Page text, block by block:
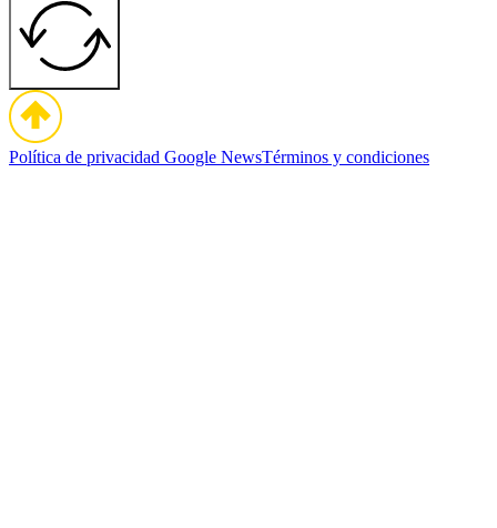
Política de privacidad Google NewsTérminos y condiciones